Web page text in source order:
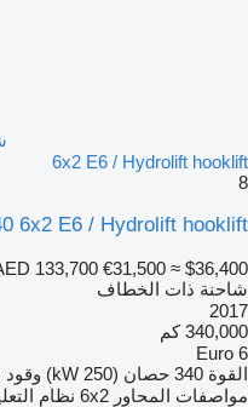
6x2 E6 / Hydrolift hooklift
8
6x2 E6 / Hydrolift hooklift
133,700 €31,500 ≈ $36,400
شاحنة ذات الخطاف
2017
340,000 كم
Euro 6
القوة 340 حصان (250 kW) وقود
مواصفات المحاور 6x2 نظام